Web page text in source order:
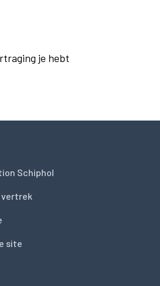
je hebt
Schiphol
vertrek
site